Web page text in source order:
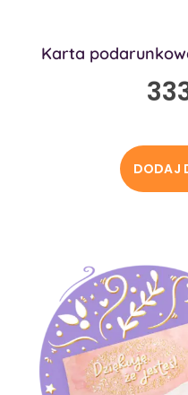
Karta
DODAJ